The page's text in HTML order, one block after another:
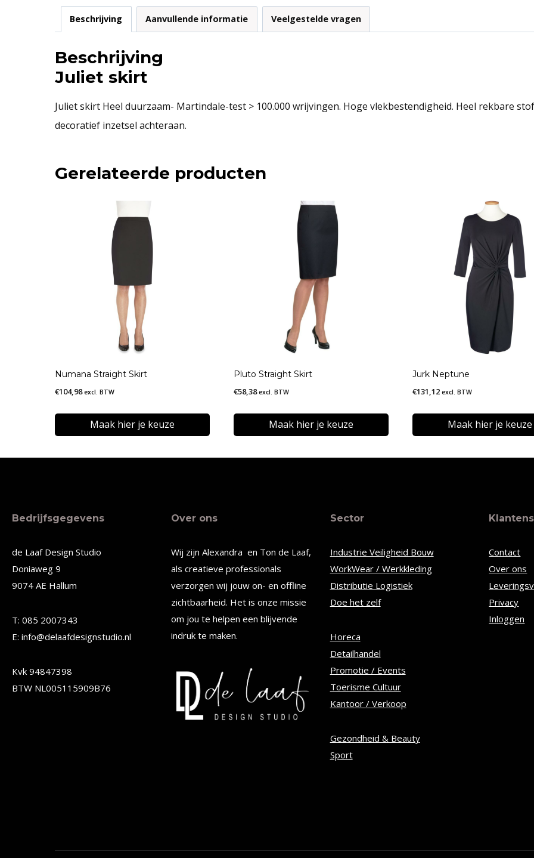
Beschrijving Aanvullende informatie Veelgestelde vragen
Beschrijving
Juliet skirt
Juliet skirt Heel duurzaam- Martindale-test > 100.000 wrijvingen. Hoge vlekbestendigheid. Heel rekbare
decoratief inzetsel achteraan.
Gerelateerde producten
Numana Straight Skirt
€104,98 excl. BTW
Maak hier je keuze
variaties.
optie
worden
op
productpagina
Pluto Straight Skirt
€58,38 excl. BTW
Maak hier je keuze
optie
gekozen
worden
op
productpagina
Jurk Neptune
€131,12 excl. BTW
Maak hier je keuze
optie
kan
Bedrijfsgegevens
de Laaf Design Studio
Doniaweg 9
9074 AE Hallum
T: 085 2007343
E: info@delaafdesignstudio.nl
Kvk 94847398
BTW NL005115909B76
Over ons
Wij zijn Alexandra en Ton de Laaf,
als creatieve professionals
verzorgen wij jouw on- en offline
zichtbaarheid. Het is onze missie
om jou te helpen een blijvende
indruk te maken.
Sector
Industrie Veiligheid Bouw
WorkWear / Werkkleding
Distributie Logistiek
Doe het zelf
Horeca
Detailhandel
Promotie / Events
Toerisme Cultuur
Kantoor / Verkoop
Gezondheid & Beauty
Sport
Contact
Over ons
Privacy
Inloggen